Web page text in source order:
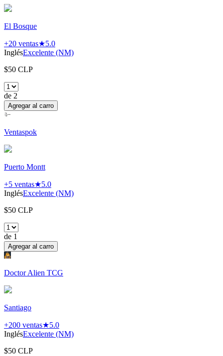
El Bosque
+20 ventas★5.0
InglésExcelente (NM)
$50 CLP
de 2
Agregar al carro
Ventaspok
Puerto Montt
+5 ventas★5.0
InglésExcelente (NM)
$50 CLP
de 1
Agregar al carro
Doctor Alien TCG
Santiago
+200 ventas★5.0
InglésExcelente (NM)
$50 CLP